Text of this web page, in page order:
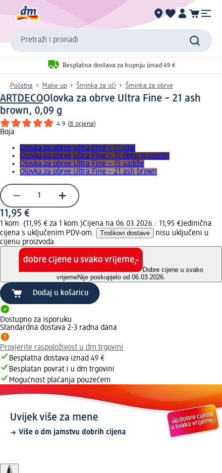
Pretraži i pronađi
Besplatna dostava za kupnju iznad 49 €
Početna Make up Šminka za oči Šminka za obrve
ARTDECOOlovka za obrve Ultra Fine – 21 ash
brown, 0,09 g
4.9 (8 ocjena)
Boja
Olovka za obrve Ultra Fine – 11 coal
Olovka za obrve Ultra Fine – 12 deep brunette
Olovka za obrve Ultra Fine – 15 saddle
Olovka za obrve Ultra Fine – 21 ash brown
11,95 €
1 kom. (11,95 € za 1 kom.)Cijena na 06.03.2026.: 11,95 €Jedinična
cijena s uključenim PDV-om.
Troškovi dostave
nisu uključeni u
cijenu proizvoda.
Dobre cijene u svako
vrijemeNije poskupjelo od 06.03.2026.
Dodaj u košaricu
Dostupno za isporuku
Standardna dostava 2-3 radna dana
Provjerite raspoloživost u dm trgovini
Besplatna dostava iznad 49 €
Besplatan povrat i u dm trgovini
Mogućnost plaćanja pouzećem
Uvijek više za mene
Više o dm jamstvu dobrih cijena